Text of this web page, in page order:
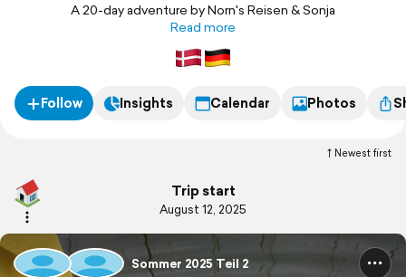
A 20-day adventure by Norn's Reisen & Sonja
Read more
Follow Insights Calendar Photos
Newest first
Trip start
August 12, 2025
Sommer 2025 Teil 2